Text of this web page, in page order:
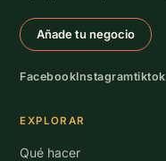
Añade tu negocio
FacebookInstagramtiktok
EXPLORAR
Qué hacer